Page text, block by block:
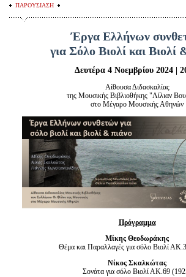
Προσωπικά Δεδομένα
Πληροφορίες
Είσοδος διαχειριστή
ΠΑΡΟΥΣΙΑΣΗ
Έργα Ελλήνων
για Σόλο Βιολί και Βιολί
Δευτέρα 4 Νοεμβρίου 2024 |
Αίθουσα Διδασκαλίας
της Μουσικής Βιβλιοθήκης "Λίλιαν
στο Μέγαρο Μουσικής Αθηνών
Πρόγραμμα
Μίκης Θεοδωράκης
Θέμα και Παραλλαγές για σόλο Βιολί
Νίκος Σκαλκώτας
Σονάτα για σόλο Βιολί ΑΚ.69